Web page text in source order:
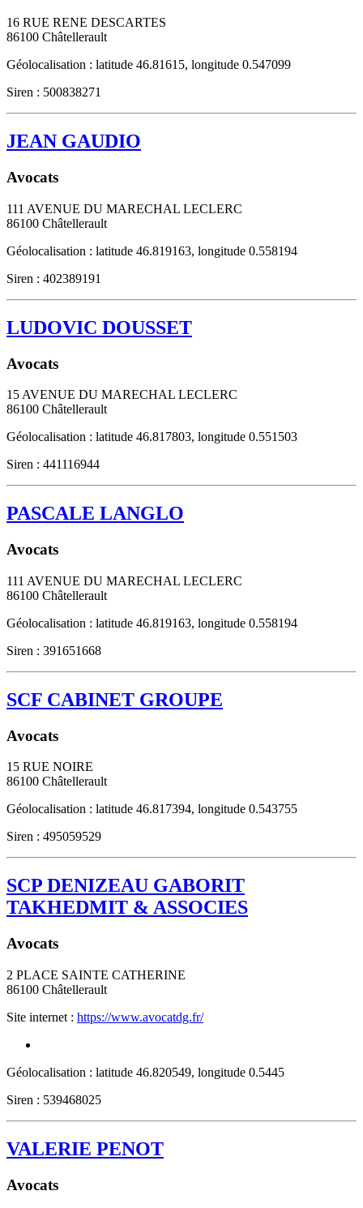
16 RUE RENE DESCARTES
86100 Châtellerault
Géolocalisation : latitude 46.81615, longitude 0.547099
Siren : 500838271
JEAN GAUDIO
Avocats
111 AVENUE DU MARECHAL LECLERC
86100 Châtellerault
Géolocalisation : latitude 46.819163, longitude 0.558194
Siren : 402389191
LUDOVIC DOUSSET
Avocats
15 AVENUE DU MARECHAL LECLERC
86100 Châtellerault
Géolocalisation : latitude 46.817803, longitude 0.551503
Siren : 441116944
PASCALE LANGLO
Avocats
111 AVENUE DU MARECHAL LECLERC
86100 Châtellerault
Géolocalisation : latitude 46.819163, longitude 0.558194
Siren : 391651668
SCF CABINET GROUPE
Avocats
15 RUE NOIRE
86100 Châtellerault
Géolocalisation : latitude 46.817394, longitude 0.543755
Siren : 495059529
SCP DENIZEAU GABORIT
TAKHEDMIT & ASSOCIES
Avocats
2 PLACE SAINTE CATHERINE
86100 Châtellerault
Site internet : https://www.avocatdg.fr/
Géolocalisation : latitude 46.820549, longitude 0.5445
Siren : 539468025
VALERIE PENOT
Avocats